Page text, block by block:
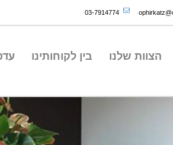
03-7914774
הצוות שלנו בין לקוחותינו